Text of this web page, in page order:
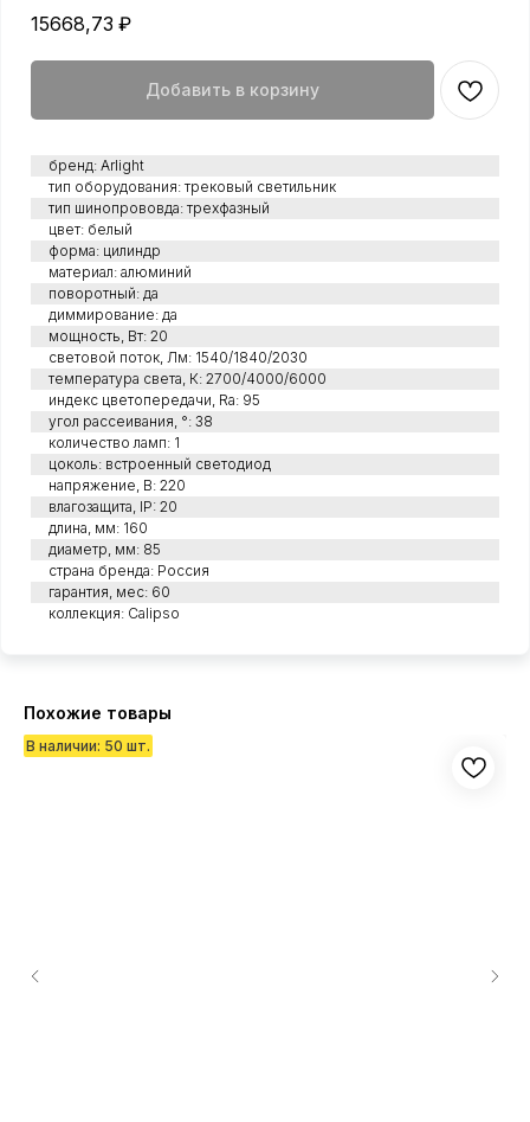
15668,73 ₽
Добавить в корзину
бренд: Arlight
тип оборудования: трековый светильник
тип шинопрововда: трехфазный
цвет: белый
форма: цилиндр
материал: алюминий
поворотный: да
диммирование: да
мощность, Вт: 20
световой поток, Лм: 1540/1840/2030
температура света, К: 2700/4000/6000
индекс цветопередачи, Ra: 95
угол рассеивания, °: 38
количество ламп: 1
цоколь: встроенный светодиод
напряжение, В: 220
влагозащита, IP: 20
длина, мм: 160
диаметр, мм: 85
страна бренда: Россия
гарантия, мес: 60
коллекция: Calipso
Похожие товары